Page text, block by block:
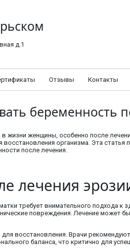
д.1
Отзывы
Контакты
беременность
жизни женщины, особенно после
восстановления организма. Эта
после лечения.
лечения
требует внимательного
повреждения. Лечение может
восстановления. Врачи
баланса, что критично для